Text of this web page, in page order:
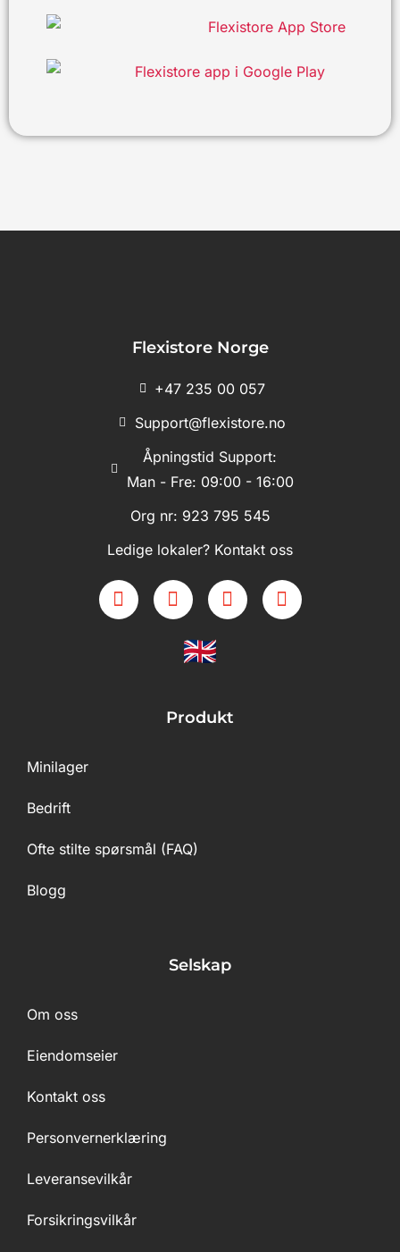
Flexistore Norge
+47 235 00 057
Support@flexistore.no
Åpningstid Support:
Man - Fre: 09:00 - 16:00
Org nr: 923 795 545
Ledige lokaler? Kontakt oss
Produkt
Minilager
Bedrift
Ofte stilte spørsmål (FAQ)
Blogg
Selskap
Om oss
Eiendomseier
Kontakt oss
Personvernerklæring
Leveransevilkår
Forsikringsvilkår